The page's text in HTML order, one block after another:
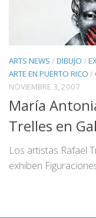
ARTS NEWS /DIBUJO /
ARTE EN PUERTO RICO /
NOVIEMBRE 3, 2007
María
Trelles en
Los artistas Rafael
exhiben